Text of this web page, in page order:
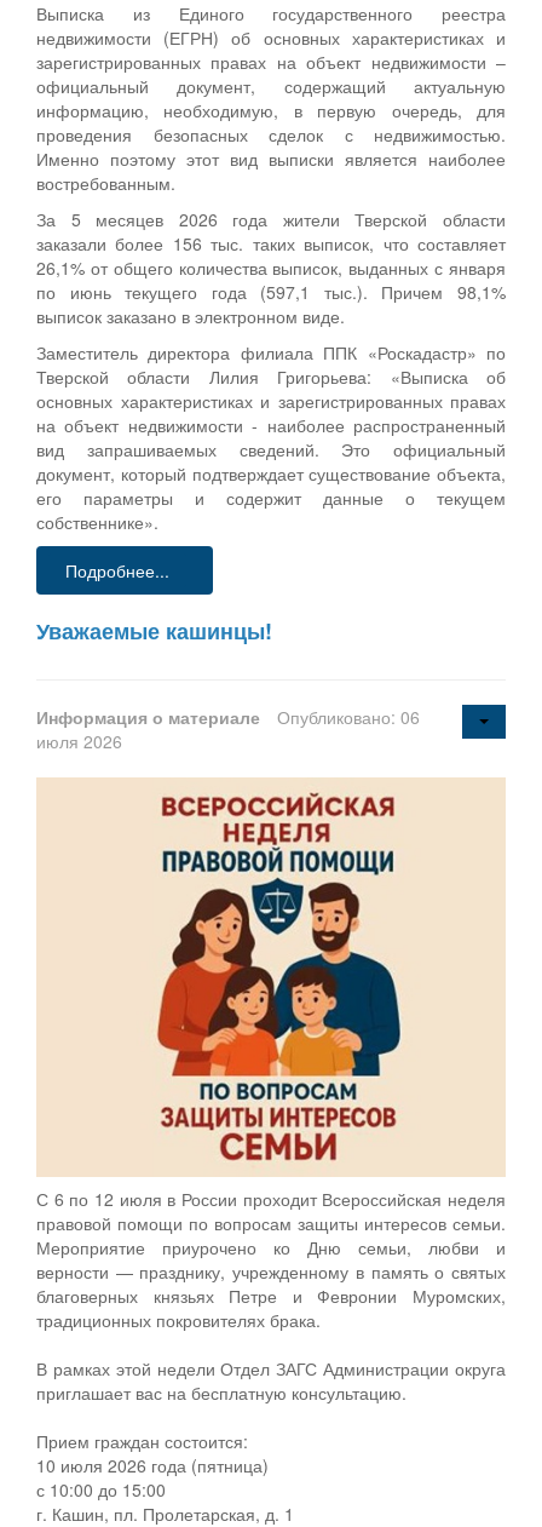
Выписка из Единого государственного реестра
недвижимости (ЕГРН) об основных характеристиках и
зарегистрированных правах на объект недвижимости –
официальный документ, содержащий актуальную
информацию, необходимую, в первую очередь, для
проведения безопасных сделок с недвижимостью.
Именно поэтому этот вид выписки является наиболее
востребованным.
За 5 месяцев 2026 года жители Тверской области
заказали более 156 тыс. таких выписок, что составляет
26,1% от общего количества выписок, выданных с января
по июнь текущего года (597,1 тыс.). Причем 98,1%
выписок заказано в электронном виде.
Заместитель директора филиала ППК «Роскадастр» по
Тверской области Лилия Григорьева: «Выписка об
основных характеристиках и зарегистрированных правах
на объект недвижимости - наиболее распространенный
вид запрашиваемых сведений. Это официальный
документ, который подтверждает существование объекта,
его параметры и содержит данные о текущем
собственнике».
Подробнее...
Уважаемые кашинцы!
Информация о материале
Опубликовано: 06
июля 2026
С 6 по 12 июля в России проходит Всероссийская неделя
правовой помощи по вопросам защиты интересов семьи.
Мероприятие приурочено ко Дню семьи, любви и
верности — празднику, учрежденному в память о святых
благоверных князьях Петре и Февронии Муромских,
традиционных покровителях брака.
В рамках этой недели Отдел ЗАГС Администрации округа
приглашает вас на бесплатную консультацию.
Прием граждан состоится:
10 июля 2026 года (пятница)
с 10:00 до 15:00
г. Кашин, пл. Пролетарская, д. 1